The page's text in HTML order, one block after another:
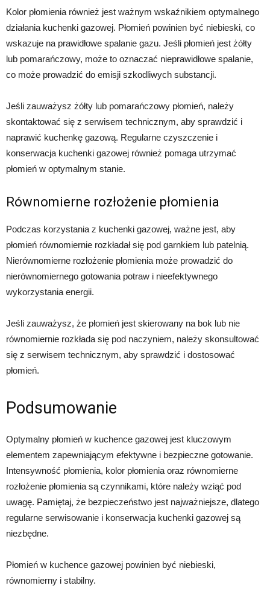
Kolor płomienia również jest ważnym wskaźnikiem optymalnego
działania kuchenki gazowej. Płomień powinien być niebieski, co
wskazuje na prawidłowe spalanie gazu. Jeśli płomień jest żółty
lub pomarańczowy, może to oznaczać nieprawidłowe spalanie,
co może prowadzić do emisji szkodliwych substancji.
Jeśli zauważysz żółty lub pomarańczowy płomień, należy
skontaktować się z serwisem technicznym, aby sprawdzić i
naprawić kuchenkę gazową. Regularne czyszczenie i
konserwacja kuchenki gazowej również pomaga utrzymać
płomień w optymalnym stanie.
Równomierne rozłożenie płomienia
Podczas korzystania z kuchenki gazowej, ważne jest, aby
płomień równomiernie rozkładał się pod garnkiem lub patelnią.
Nierównomierne rozłożenie płomienia może prowadzić do
nierównomiernego gotowania potraw i nieefektywnego
wykorzystania energii.
Jeśli zauważysz, że płomień jest skierowany na bok lub nie
równomiernie rozkłada się pod naczyniem, należy skonsultować
się z serwisem technicznym, aby sprawdzić i dostosować
płomień.
Podsumowanie
Optymalny płomień w kuchence gazowej jest kluczowym
elementem zapewniającym efektywne i bezpieczne gotowanie.
Intensywność płomienia, kolor płomienia oraz równomierne
rozłożenie płomienia są czynnikami, które należy wziąć pod
uwagę. Pamiętaj, że bezpieczeństwo jest najważniejsze, dlatego
regularne serwisowanie i konserwacja kuchenki gazowej są
niezbędne.
Płomień w kuchence gazowej powinien być niebieski,
równomierny i stabilny.